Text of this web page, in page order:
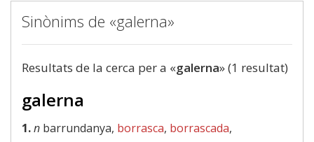
Sinònims de «galerna»
Resultats de la cerca per a «galerna» (1 resultat)
galerna
1.n barrundanya, borrasca, borrascada,